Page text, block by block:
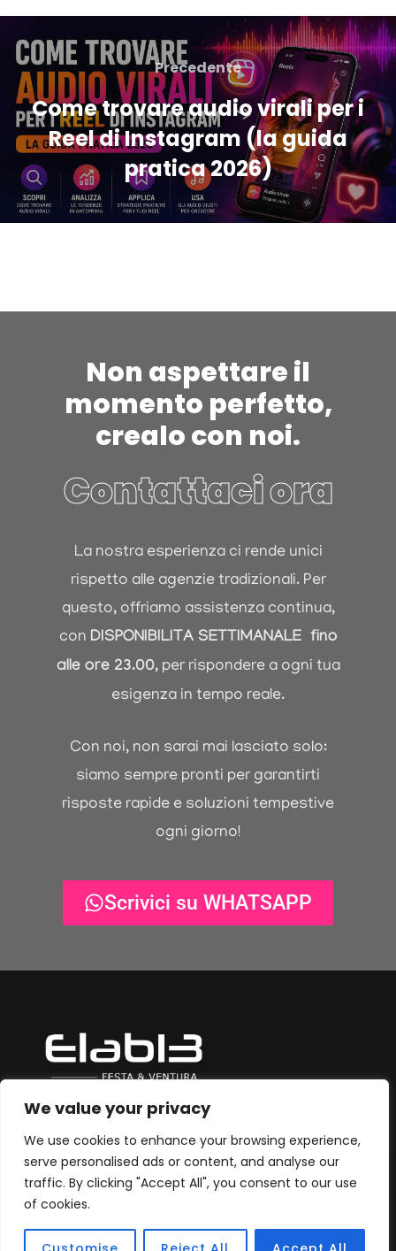
We value your privacy
We use cookies to enhance your browsing experience,
serve personalised ads or content, and analyse our
traffic. By clicking "Accept All", you consent to our use
of cookies.
Precedente
Come trovare audio virali per i
Reel di Instagram (la guida
pratica 2026)
Non aspettare il
momento perfetto,
crealo con noi.
Contattaci ora
La nostra esperienza ci rende unici
rispetto alle agenzie tradizionali. Per
questo, offriamo assistenza continua,
con DISPONIBILITASETTIMANALE fino
alle ore 23.00, per rispondere a ogni tua
esigenza in tempo reale.
Con noi, non sarai mai lasciato solo:
siamo sempre pronti per garantirti
risposte rapide e soluzioni tempestive
ogni giorno!
Scrivici su WHATSAPP
© 2025 Elab13 è un brand della Ventura Group di Margherita
rappresenta l’eccellenza e la sinergia delle loro visioni, unendo
competenze ed esperienze per dare vita a un’agenzia digitale
innovativa e dinamica.